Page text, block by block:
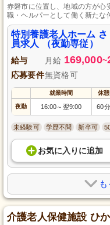
赤磐市に位置し、地域の方が心
職・ヘルパーとして働く新たな
支える重要な役割を担い、食
て、その人らしい暮らしをサ
暇など、ライフステージが変
特別養護老人ホーム
員求人 （夜勤専従）
給与 月給 169,000~
応募要件無資格可
就業時間 休憩
夜勤 16:00～ 翌9:00 60分
未経験可 学歴不問 新卒可
お気に入り に追加
介護老人保健施設 ひ